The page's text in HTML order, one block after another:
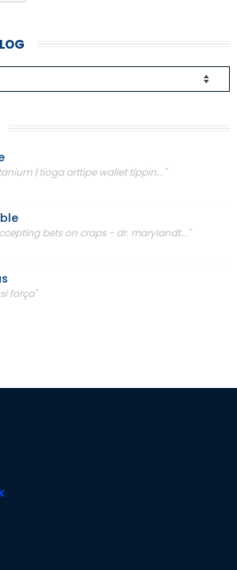
| tioga arttipe wallet tippin..."
bets on craps - dr. marylandt..."
força"